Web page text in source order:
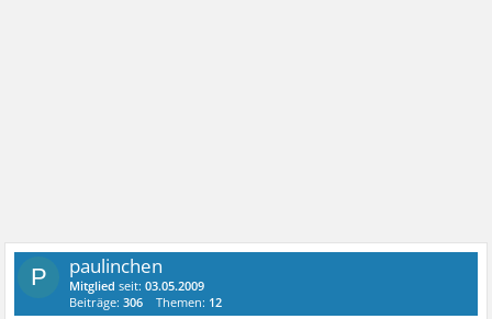
P paulinchen
Mitglied seit:03.05.2009
Beiträge:306 Themen: 12